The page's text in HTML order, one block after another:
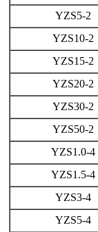
YZS5-2
YZS10-2
YZS15-2
YZS20-2
YZS30-2
YZS50-2
YZS1.0-4
YZS1.5-4
YZS3-4
YZS5-4